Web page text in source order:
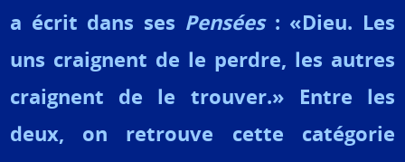
a écrit dans ses Pensées: «Dieu. Les
uns craignent de le perdre, les autres
craignent de le trouver.» Entre les
deux, on retrouve cette catégorie